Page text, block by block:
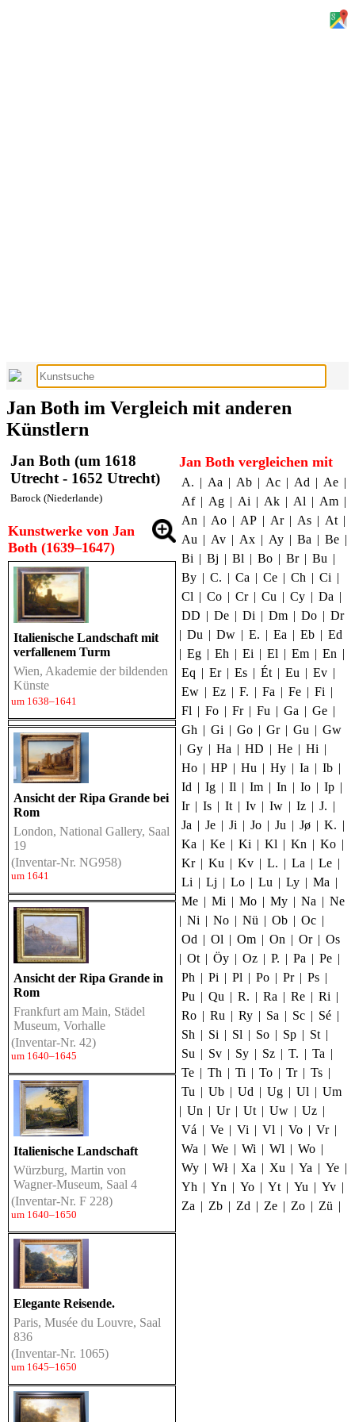
Jan Both im Vergleich mit anderen
Künstlern
Jan Both (um 1618
Utrecht - 1652 Utrecht)
Barock (Niederlande)
Kunstwerke von Jan
Both (1639–1647)
Italienische Landschaft mit
verfallenem Turm
Wien, Akademie der bildenden
Künste
um 1638–1641
Ansicht der Ripa Grande bei
Rom
London, National Gallery, Saal
19
(Inventar-Nr. NG958)
um 1641
Ansicht der Ripa Grande in
Rom
Frankfurt am Main, Städel
Museum, Vorhalle
(Inventar-Nr. 42)
um 1640–1645
Italienische Landschaft
Würzburg, Martin von
Wagner-Museum, Saal 4
(Inventar-Nr. F 228)
um 1640–1650
Elegante Reisende.
Paris, Musée du Louvre, Saal
836
(Inventar-Nr. 1065)
um 1645–1650
Jan Both vergleichen mit
A. | Aa | Ab | Ac | Ad | Ae |
Af | Ag | Ai | Ak | Al | Am |
An | Ao | AP | Ar | As | At |
Au | Av | Ax | Ay | Ba | Be |
Bi | Bj | Bl | Bo | Br | Bu |
By | C. | Ca | Ce | Ch | Ci |
Cl | Co | Cr | Cu | Cy | Da |
DD | De | Di | Dm | Do | Dr
| Du | Dw | E. | Ea | Eb | Ed
| Eg | Eh | Ei | El | Em | En |
Eq | Er | Es | Ét | Eu | Ev |
Ew | Ez | F. | Fa | Fe | Fi |
Fl | Fo | Fr | Fu | Ga | Ge |
Gh | Gi | Go | Gr | Gu | Gw
| Gy | Ha | HD | He | Hi |
Ho | HP | Hu | Hy | Ia | Ib |
Id | Ig | Il | Im | In | Io | Ip |
Ir | Is | It | Iv | Iw | Iz | J. |
Ja | Je | Ji | Jo | Ju | Jø | K. |
Ka | Ke | Ki | Kl | Kn | Ko |
Kr | Ku | Kv | L. | La | Le |
Li | Lj | Lo | Lu | Ly | Ma |
Me | Mi | Mo | My | Na | Ne
| Ni | No | Nü | Ob | Oc |
Od | Ol | Om | On | Or | Os
| Ot | Öy | Oz | P. | Pa | Pe |
Ph | Pi | Pl | Po | Pr | Ps |
Pu | Qu | R. | Ra | Re | Ri |
Ro | Ru | Ry | Sa | Sc | Sé |
Sh | Si | Sl | So | Sp | St |
Su | Sv | Sy | Sz | T. | Ta |
Te | Th | Ti | To | Tr | Ts |
Tu | Ub | Ud | Ug | Ul | Um
| Un | Ur | Ut | Uw | Uz |
Vá | Ve | Vi | Vl | Vo | Vr |
Wa | We | Wi | Wl | Wo |
Wy | Wł | Xa | Xu | Ya | Ye |
Yh | Yn | Yo | Yt | Yu | Yv |
Za | Zb | Zd | Ze | Zo | Zü |